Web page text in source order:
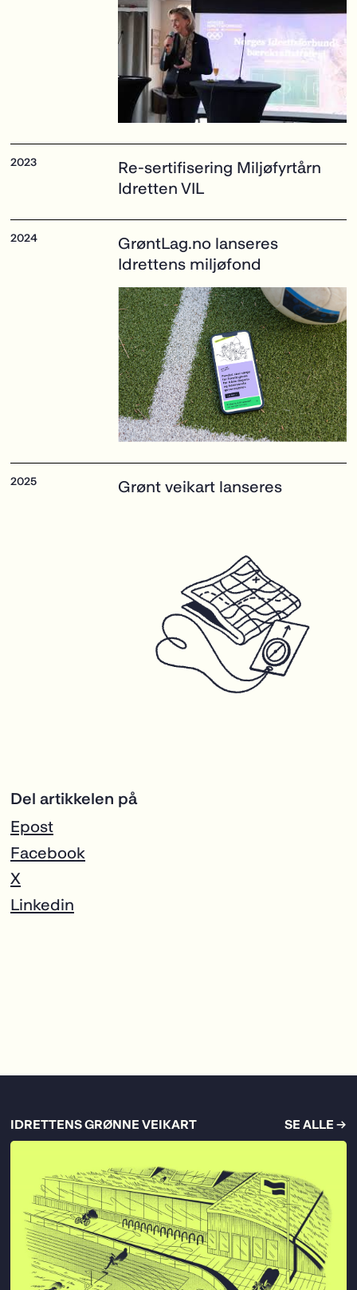
Re-sertifisering Miljøfyrtårn
Idretten VIL
GrøntLag.no lanseres
Idrettens miljøfond
Grønt veikart lanseres
Del artikkelen på
Epost
Facebook
X
Linkedin
IDRETTENS GRØNNE VEIKART SE ALLE →